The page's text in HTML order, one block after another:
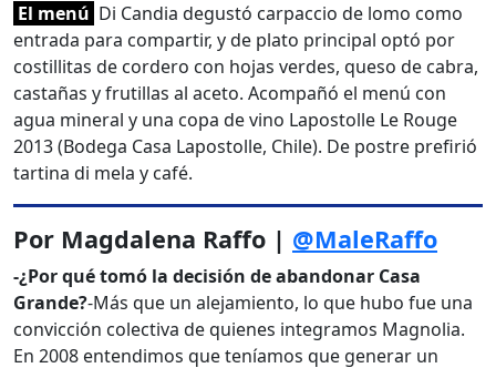
El menú Di Candia degustó carpaccio de lomo como
entrada para compartir, y de plato principal optó por
costillitas de cordero con hojas verdes, queso de cabra,
castañas y frutillas al aceto. Acompañó el menú con
agua mineral y una copa de vino Lapostolle Le Rouge
2013 (Bodega Casa Lapostolle, Chile). De postre prefirió
tartina di mela y café.
Por Magdalena Raffo | @MaleRaffo
-¿Por qué tomó la decisión de abandonar Casa
Grande?-Más que un alejamiento, lo que hubo fue una
convicción colectiva de quienes integramos Magnolia.
En 2008 entendimos que teníamos que generar un